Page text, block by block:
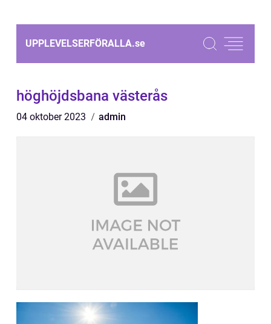
UPPLEVELSERFÖRALLA.se
höghöjdsbana västerås
04 oktober 2023 admin